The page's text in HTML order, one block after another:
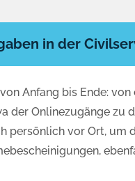
in der
Anfang bis Ende:
Onlinezugänge zu
persönlich vor Ort,